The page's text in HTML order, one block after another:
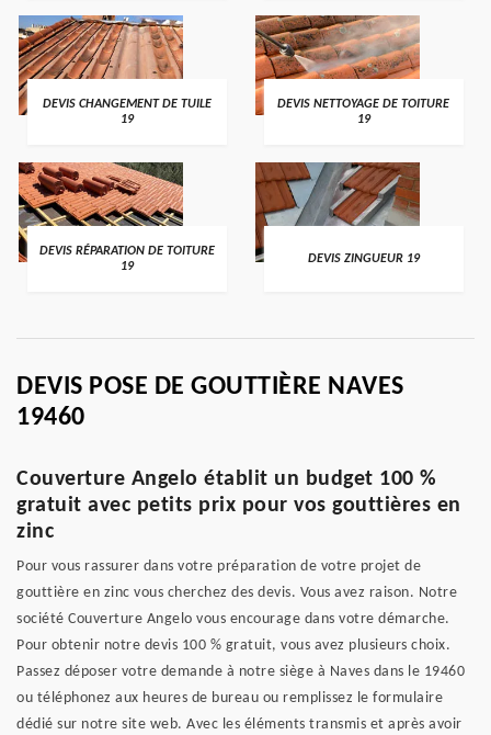
DEVIS CHANGEMENT DE TUILE
19
DEVIS NETTOYAGE DE TOITURE
19
DEVIS RÉPARATION DE TOITURE
19
DEVIS ZINGUEUR 19
DEVIS POSE DE GOUTTIÈRE NAVES
19460
Couverture Angelo établit un budget 100 %
gratuit avec petits prix pour vos gouttières en
zinc
Pour vous rassurer dans votre préparation de votre projet de
gouttière en zinc vous cherchez des devis. Vous avez raison. Notre
société Couverture Angelo vous encourage dans votre démarche.
Pour obtenir notre devis 100 % gratuit, vous avez plusieurs choix.
Passez déposer votre demande à notre siège à Naves dans le 19460
ou téléphonez aux heures de bureau ou remplissez le formulaire
dédié sur notre site web. Avec les éléments transmis et après avoir